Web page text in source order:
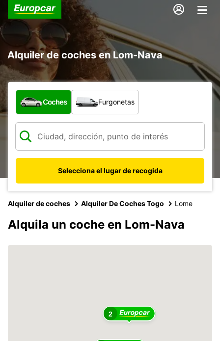
Alquiler de coches en Lom-Nava
¿Qué tipo de vehículo?
Coches Furgonetas
Selecciona el lugar de recogida
Alquiler de coches Alquiler De Coches Togo Lome
Alquila un coche en Lom-Nava
2